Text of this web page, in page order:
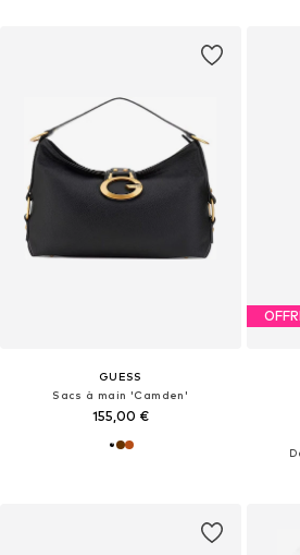
GUESS
Sacs à main 'Camden'
155,00 €